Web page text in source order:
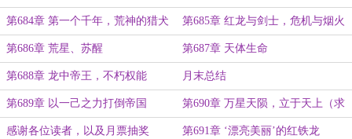
之门（求月票） 睡
第684章 第一个千年，荒神的猎犬 第685章 红龙与剑士，危机与烟火
（求月票）
第686章 荒星、苏醒 第687章 天体生命
第688章 龙中帝王，不朽权能 月末总结
第689章 以一己之力打倒帝国 第690章 万星天陨，立于天上（求
月票）
感谢各位读者，以及月票抽奖 第691章 ‘漂亮美丽’的红铁龙